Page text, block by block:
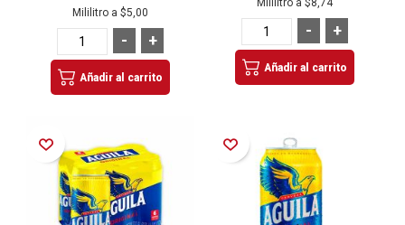
Mililitro a $5,00
+
-
Añadir al carrito
Mililitro a $8,74
+
-
Añadir al carrito
Añadir a la Lista de Deseos Añadir a la Lista de Deseos